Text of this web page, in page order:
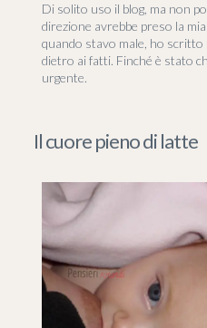
Di solito uso il blog, ma non
direzione avrebbe preso la
quando stavo male, ho
dietro ai fatti. Finché è stato
urgente.
Il cuore pieno di latte